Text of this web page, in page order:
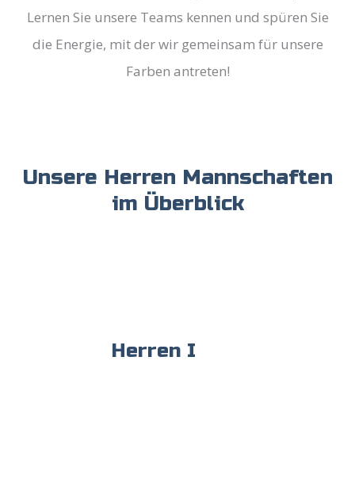
Lernen Sie unsere Teams kennen und spüren Sie
die Energie, mit der wir gemeinsam für unsere
Farben antreten!
Unsere Herren Mannschaften
im Überblick
Herren I